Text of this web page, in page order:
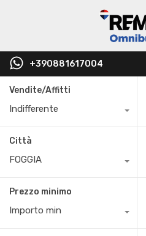
+390881617004
Vendite/Affitti
Indifferente
Città
FOGGIA
Prezzo minimo
Importo min